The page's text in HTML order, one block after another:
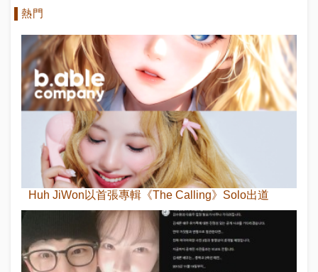
熱門
Huh JiWon以首張專輯《The Calling》Solo出道